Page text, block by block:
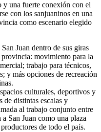
y una fuerte conexión con el
con los sanjuaninos en una
como escenario elegido
Juan dentro de sus giras
provincia: movimiento para la
trabajo para técnicos,
y más opciones de recreación
culturales, deportivos y
de distintas escalas y
al trabajo conjunto entre
San Juan como una plaza
de todo el país.